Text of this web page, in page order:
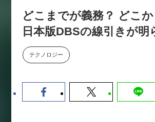
採用情報
2026-06-10
2026-08-07
どこまでが義務？ どこか
日本版DBSの線引きが明
テクノロジー